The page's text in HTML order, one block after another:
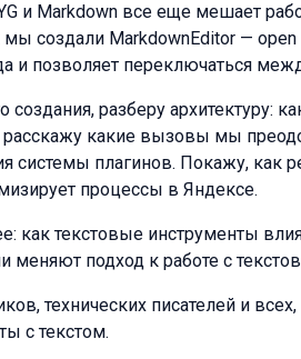
и Markdown все еще мешает
создали MarkdownEditor —
и позволяет переключаться
разберу архитектуру:
расскажу какие вызовы мы
системы плагинов. Покажу, как
процессы в Яндексе.
как текстовые инструменты
меняют подход к работе с
технических писателей и всех,
с текстом.